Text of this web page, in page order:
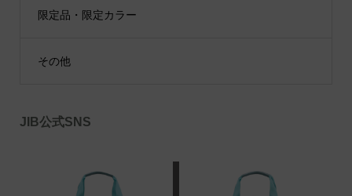
限定品・限定カラー
その他
JIB公式SNS